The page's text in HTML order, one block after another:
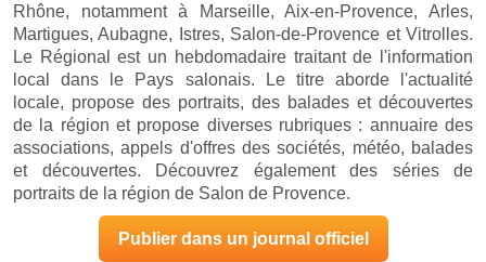
Rhône, notamment à Marseille, Aix-en-Provence, Arles,
Martigues, Aubagne, Istres, Salon-de-Provence et Vitrolles.
Le Régional est un hebdomadaire traitant de l'information
local dans le Pays salonais. Le titre aborde l'actualité
locale, propose des portraits, des balades et découvertes
de la région et propose diverses rubriques : annuaire des
associations, appels d'offres des sociétés, météo, balades
et découvertes. Découvrez également des séries de
portraits de la région de Salon de Provence.
Publier dans un journal officiel